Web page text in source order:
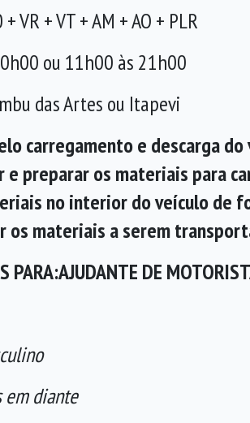
VR + VT + AM + AO + PLR
ou 11h00 às 21h00
das Artes ou Itapevi
carregamento e descarga
e preparar os materiais para
no interior do veículo de
materiais a serem
PARA:AJUDANTE DE
em diante